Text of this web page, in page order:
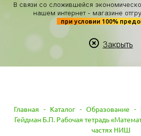
В связи со сложившейся
нашем интернет - магазине
при условии 100%
Закрыть
Главная - Каталог - Образование -
Гейдман Б.П. Рабочая тетрадь
частях НИШ